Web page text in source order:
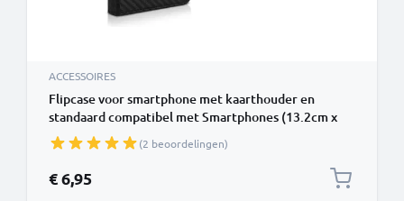
ACCESSOIRES
Flipcase voor smartphone met kaarthouder en
standaard compatibel met Smartphones (13.2cm x
8cm x 1cm) Telefoonhoes Etui mobiele telefoon Dun
zwart
(2 beoordelingen)
€ 6,95